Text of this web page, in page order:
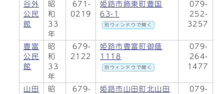
谷外
公民
館
昭
和
33
年
671-
0219
姫路市飾東町豊国
63-1
別ウィンドウで開く
079-
252-
3257
豊富
公民
館
昭
和
33
年
679-
2122
姫路市豊富町御蔭
1118
別ウィンドウで開く
079-
264-
1477
山田
昭
679-
姫路市山田町北山田
079-